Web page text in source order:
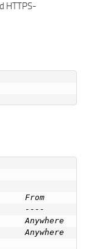
HTTPS-
From
----
Anywhere
Anywhere